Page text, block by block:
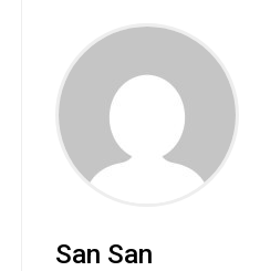
San San